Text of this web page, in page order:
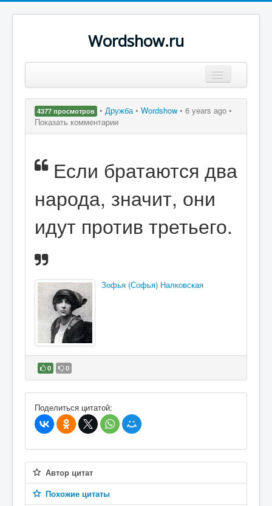
Wordshow.ru
Популярные цитаты
Поиск
4377 просмотров • Дружба• Wordshow • 6 years ago •
Показать комментарии
Если братаются два
народа, значит, они
идут против третьего.
Зофья (Софья) Налковская
0 0
В избранное
Поделиться цитатой:
Автор цитат
Похожие цитаты